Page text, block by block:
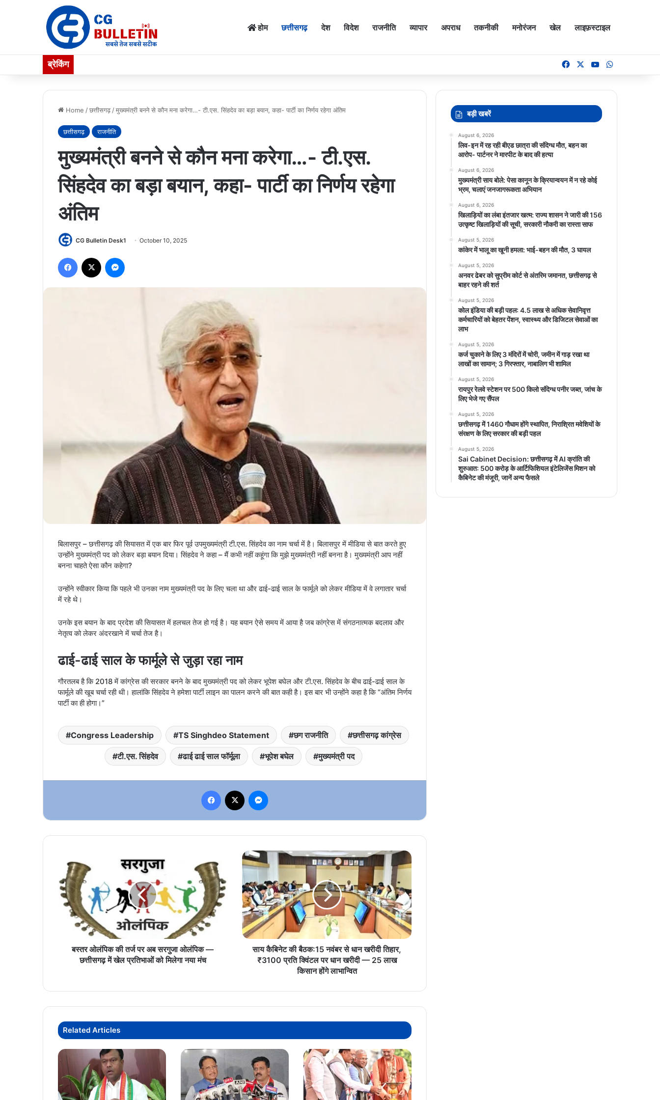
होम छत्तीसगढ़ देश विदेश राजनीति व्यापार अपराध तकनीकी मनोरंजन खेल लाइफ़स्टाइल
ब्रेकिंग FacebookYouTube
Home /छत्तीसगढ़ /मुख्यमंत्री बनने से कौन मना करेगा…- टी.एस. सिंहदेव का बड़ा बयान, कहा- पार्टी का निर्णय रहेगा अंतिम
छत्तीसगढ़ राजनीति
मुख्यमंत्री बनने से कौन मना करेगा…- टी.एस.
सिंहदेव का बड़ा बयान, कहा- पार्टी का निर्णय रहेगा
अंतिम
CG Bulletin Desk1 October 10, 2025
Facebook
बिलासपुर – छत्तीसगढ़ की सियासत में एक बार फिर पूर्व उपमुख्यमंत्री टी.एस. सिंहदेव का नाम चर्चा में है। बिलासपुर में मीडिया से बात करते हुए
उन्होंने मुख्यमंत्री पद को लेकर बड़ा बयान दिया। सिंहदेव ने कहा – मैं कभी नहीं कहूंगा कि मुझे मुख्यमंत्री नहीं बनना है। मुख्यमंत्री आप नहीं
बनना चाहते ऐसा कौन कहेगा?
उन्होंने स्वीकार किया कि पहले भी उनका नाम मुख्यमंत्री पद के लिए चला था और ढाई-ढाई साल के फार्मूले को लेकर मीडिया में वे लगातार चर्चा
में रहे थे।
उनके इस बयान के बाद प्रदेश की सियासत में हलचल तेज हो गई है। यह बयान ऐसे समय में आया है जब कांग्रेस में संगठनात्मक बदलाव और
नेतृत्व को लेकर अंदरखाने में चर्चा तेज है।
ढाई-ढाई साल के फार्मूले से जुड़ा रहा नाम
गौरतलब है कि 2018 में कांग्रेस की सरकार बनने के बाद मुख्यमंत्री पद को लेकर भूपेश बघेल और टी.एस. सिंहदेव के बीच ढाई-ढाई साल के
फार्मूले की खूब चर्चा रही थी। हालांकि सिंहदेव ने हमेशा पार्टी लाइन का पालन करने की बात कही है। इस बार भी उन्होंने कहा है कि “अंतिम निर्णय
पार्टी का ही होगा।”
Congress Leadership TS Singhdeo Statement छग राजनीति छत्तीसगढ़ कांग्रेस
टी.एस. सिंहदेव ढाई ढाई साल फॉर्मूला भूपेश बघेल मुख्यमंत्री पद
Facebook
ओलंपिक
तर्ज
पर
अब
सरगुजा
ओलंपिक
छत्तीसगढ़
मंच
बस्तर ओलंपिक की तर्ज पर अब सरगुजा ओलंपिक —
छत्तीसगढ़ में खेल प्रतिभाओं को मिलेगा नया मंच
साय
कैबिनेट
बैठक:15
नवंबर
से
धान
खरीदी
तिहार,
₹3100
25
किसान
होंगे
लाभान्वित
साय कैबिनेट की बैठक:15 नवंबर से धान खरीदी तिहार,
₹3100 प्रति क्विंटल पर धान खरीदी — 25 लाख
किसान होंगे लाभान्वित
Related Articles
बड़ी खबरें
August 6, 2026
लिव-इन में रह रही बीएड छात्रा की संदिग्ध मौत, बहन का
आरोप- पार्टनर ने मारपीट के बाद की हत्या
August 6, 2026
मुख्यमंत्री साय बोले: पेसा कानून के क्रियान्वयन में न रहे कोई
भ्रम, चलाएं जनजागरूकता अभियान
August 6, 2026
खिलाड़ियों का लंबा इंतजार खत्म: राज्य शासन ने जारी की 156
उत्कृष्ट खिलाड़ियों की सूची, सरकारी नौकरी का रास्ता साफ
August 5, 2026
कांकेर में भालू का खूनी हमला: भाई-बहन की मौत, 3 घायल
August 5, 2026
अनवर ढेबर को सुप्रीम कोर्ट से अंतरिम जमानत, छत्तीसगढ़ से
बाहर रहने की शर्त
August 5, 2026
कोल इंडिया की बड़ी पहल: 4.5 लाख से अधिक सेवानिवृत्त
कर्मचारियों को बेहतर पेंशन, स्वास्थ्य और डिजिटल सेवाओं का
लाभ
August 5, 2026
कर्ज चुकाने के लिए 3 मंदिरों में चोरी, जमीन में गाड़ रखा था
लाखों का सामान; 3 गिरफ्तार, नाबालिग भी शामिल
August 5, 2026
रायपुर रेलवे स्टेशन पर 500 किलो संदिग्ध पनीर जब्त, जांच के
लिए भेजे गए सैंपल
August 5, 2026
छत्तीसगढ़ में 1460 गौधाम होंगे स्थापित, निराश्रित मवेशियों के
संरक्षण के लिए सरकार की बड़ी पहल
August 5, 2026
Sai Cabinet Decision: छत्तीसगढ़ में AI क्रांति की
शुरुआत: 500 करोड़ के आर्टिफिशियल इंटेलिजेंस मिशन को
कैबिनेट की मंजूरी, जानें अन्य फैसले